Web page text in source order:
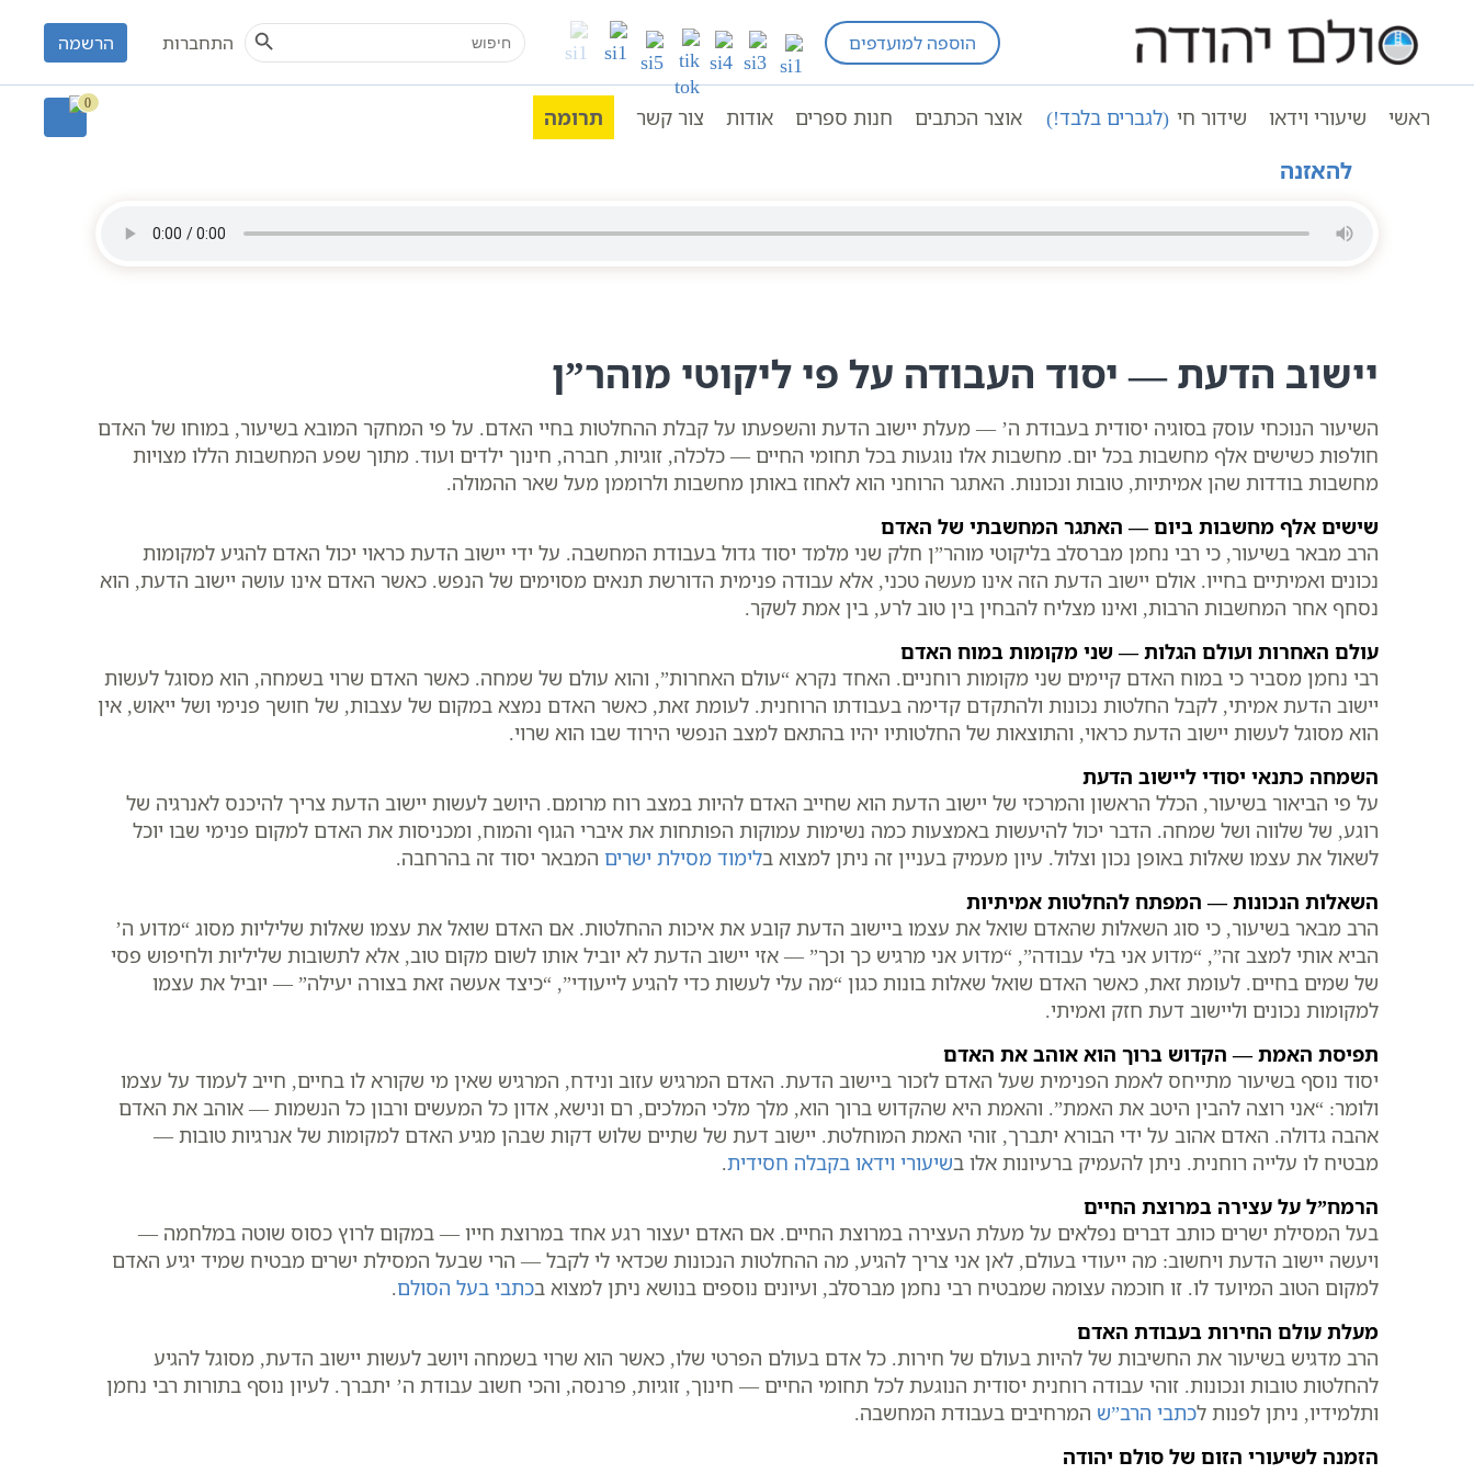
הוספה למועדפים Search
for:
Search Button
התחברות הרשמה
ראשי שיעורי וידאו שידור חי (לגברים בלבד!) אוצר הכתבים חנות ספרים אודות צור קשר תרומה
0
עמוד ראשי שיעורים בכתבי ברסלב ליקוטי מוהר”ן | יישוב הדעת | סולם יהודה
להאזנה
יישוב הדעת — יסוד העבודה על פי ליקוטי מוהר”ן
השיעור הנוכחי עוסק בסוגיה יסודית בעבודת ה’ — מעלת יישוב הדעת והשפעתו על קבלת ההחלטות בחיי האדם. על פי המחקר המובא בשיעור, במוחו של האדם
חולפות כשישים אלף מחשבות בכל יום. מחשבות אלו נוגעות בכל תחומי החיים — כלכלה, זוגיות, חברה, חינוך ילדים ועוד. מתוך שפע המחשבות הללו מצויות
מחשבות בודדות שהן אמיתיות, טובות ונכונות. האתגר הרוחני הוא לאחוז באותן מחשבות ולרוממן מעל שאר ההמולה.
שישים אלף מחשבות ביום — האתגר המחשבתי של האדם
הרב מבאר בשיעור, כי רבי נחמן מברסלב בליקוטי מוהר”ן חלק שני מלמד יסוד גדול בעבודת המחשבה. על ידי יישוב הדעת כראוי יכול האדם להגיע למקומות
נכונים ואמיתיים בחייו. אולם יישוב הדעת הזה אינו מעשה טכני, אלא עבודה פנימית הדורשת תנאים מסוימים של הנפש. כאשר האדם אינו עושה יישוב הדעת, הוא
נסחף אחר המחשבות הרבות, ואינו מצליח להבחין בין טוב לרע, בין אמת לשקר.
עולם האחרות ועולם הגלות — שני מקומות במוח האדם
רבי נחמן מסביר כי במוח האדם קיימים שני מקומות רוחניים. האחד נקרא “עולם האחרות”, והוא עולם של שמחה. כאשר האדם שרוי בשמחה, הוא מסוגל לעשות
יישוב הדעת אמיתי, לקבל החלטות נכונות ולהתקדם קדימה בעבודתו הרוחנית. לעומת זאת, כאשר האדם נמצא במקום של עצבות, של חושך פנימי ושל ייאוש, אין
הוא מסוגל לעשות יישוב הדעת כראוי, והתוצאות של החלטותיו יהיו בהתאם למצב הנפשי הירוד שבו הוא שרוי.
השמחה כתנאי יסודי ליישוב הדעת
על פי הביאור בשיעור, הכלל הראשון והמרכזי של יישוב הדעת הוא שחייב האדם להיות במצב רוח מרומם. היושב לעשות יישוב הדעת צריך להיכנס לאנרגיה של
רוגע, של שלווה ושל שמחה. הדבר יכול להיעשות באמצעות כמה נשימות עמוקות הפותחות את איברי הגוף והמוח, ומכניסות את האדם למקום פנימי שבו יוכל
לשאול את עצמו שאלות באופן נכון וצלול. עיון מעמיק בעניין זה ניתן למצוא בלימוד מסילת ישרים המבאר יסוד זה בהרחבה.
השאלות הנכונות — המפתח להחלטות אמיתיות
הרב מבאר בשיעור, כי סוג השאלות שהאדם שואל את עצמו ביישוב הדעת קובע את איכות ההחלטות. אם האדם שואל את עצמו שאלות שליליות מסוג “מדוע ה’
הביא אותי למצב זה”, “מדוע אני בלי עבודה”, “מדוע אני מרגיש כך וכך” — אזי יישוב הדעת לא יוביל אותו לשום מקום טוב, אלא לתשובות שליליות ולחיפוש פסי
של שמים בחיים. לעומת זאת, כאשר האדם שואל שאלות בונות כגון “מה עלי לעשות כדי להגיע לייעודי”, “כיצד אעשה זאת בצורה יעילה” — יוביל את עצמו
למקומות נכונים וליישוב דעת חזק ואמיתי.
תפיסת האמת — הקדוש ברוך הוא אוהב את האדם
יסוד נוסף בשיעור מתייחס לאמת הפנימית שעל האדם לזכור ביישוב הדעת. האדם המרגיש עזוב ונידח, המרגיש שאין מי שקורא לו בחיים, חייב לעמוד על עצמו
ולומר: “אני רוצה להבין היטב את האמת”. והאמת היא שהקדוש ברוך הוא, מלך מלכי המלכים, רם ונישא, אדון כל המעשים ורבון כל הנשמות — אוהב את האדם
אהבה גדולה. האדם אהוב על ידי הבורא יתברך, זוהי האמת המוחלטת. יישוב דעת של שתיים שלוש דקות שבהן מגיע האדם למקומות של אנרגיות טובות —
מבטיח לו עלייה רוחנית. ניתן להעמיק ברעיונות אלו בשיעורי וידאו בקבלה חסידית.
הרמח”ל על עצירה במרוצת החיים
בעל המסילת ישרים כותב דברים נפלאים על מעלת העצירה במרוצת החיים. אם האדם יעצור רגע אחד במרוצת חייו — במקום לרוץ כסוס שוטה במלחמה —
ויעשה יישוב הדעת ויחשוב: מה ייעודי בעולם, לאן אני צריך להגיע, מה ההחלטות הנכונות שכדאי לי לקבל — הרי שבעל המסילת ישרים מבטיח שמיד יגיע האדם
למקום הטוב המיועד לו. זו חוכמה עצומה שמבטיח רבי נחמן מברסלב, ועיונים נוספים בנושא ניתן למצוא בכתבי בעל הסולם.
מעלת עולם החירות בעבודת האדם
הרב מדגיש בשיעור את החשיבות של להיות בעולם של חירות. כל אדם בעולם הפרטי שלו, כאשר הוא שרוי בשמחה ויושב לעשות יישוב הדעת, מסוגל להגיע
להחלטות טובות ונכונות. זוהי עבודה רוחנית יסודית הנוגעת לכל תחומי החיים — חינוך, זוגיות, פרנסה, והכי חשוב עבודת ה’ יתברך. לעיון נוסף בתורות רבי נחמן
ותלמידיו, ניתן לפנות לכתבי הרב”ש המרחיבים בעבודת המחשבה.
הזמנה לשיעורי הזום של סולם יהודה